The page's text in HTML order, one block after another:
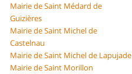
Mairie de Saint Médard de
Guizières
Mairie de Saint Michel de
Castelnau
Mairie de Saint Michel de Lapujade
Mairie de Saint Morillon